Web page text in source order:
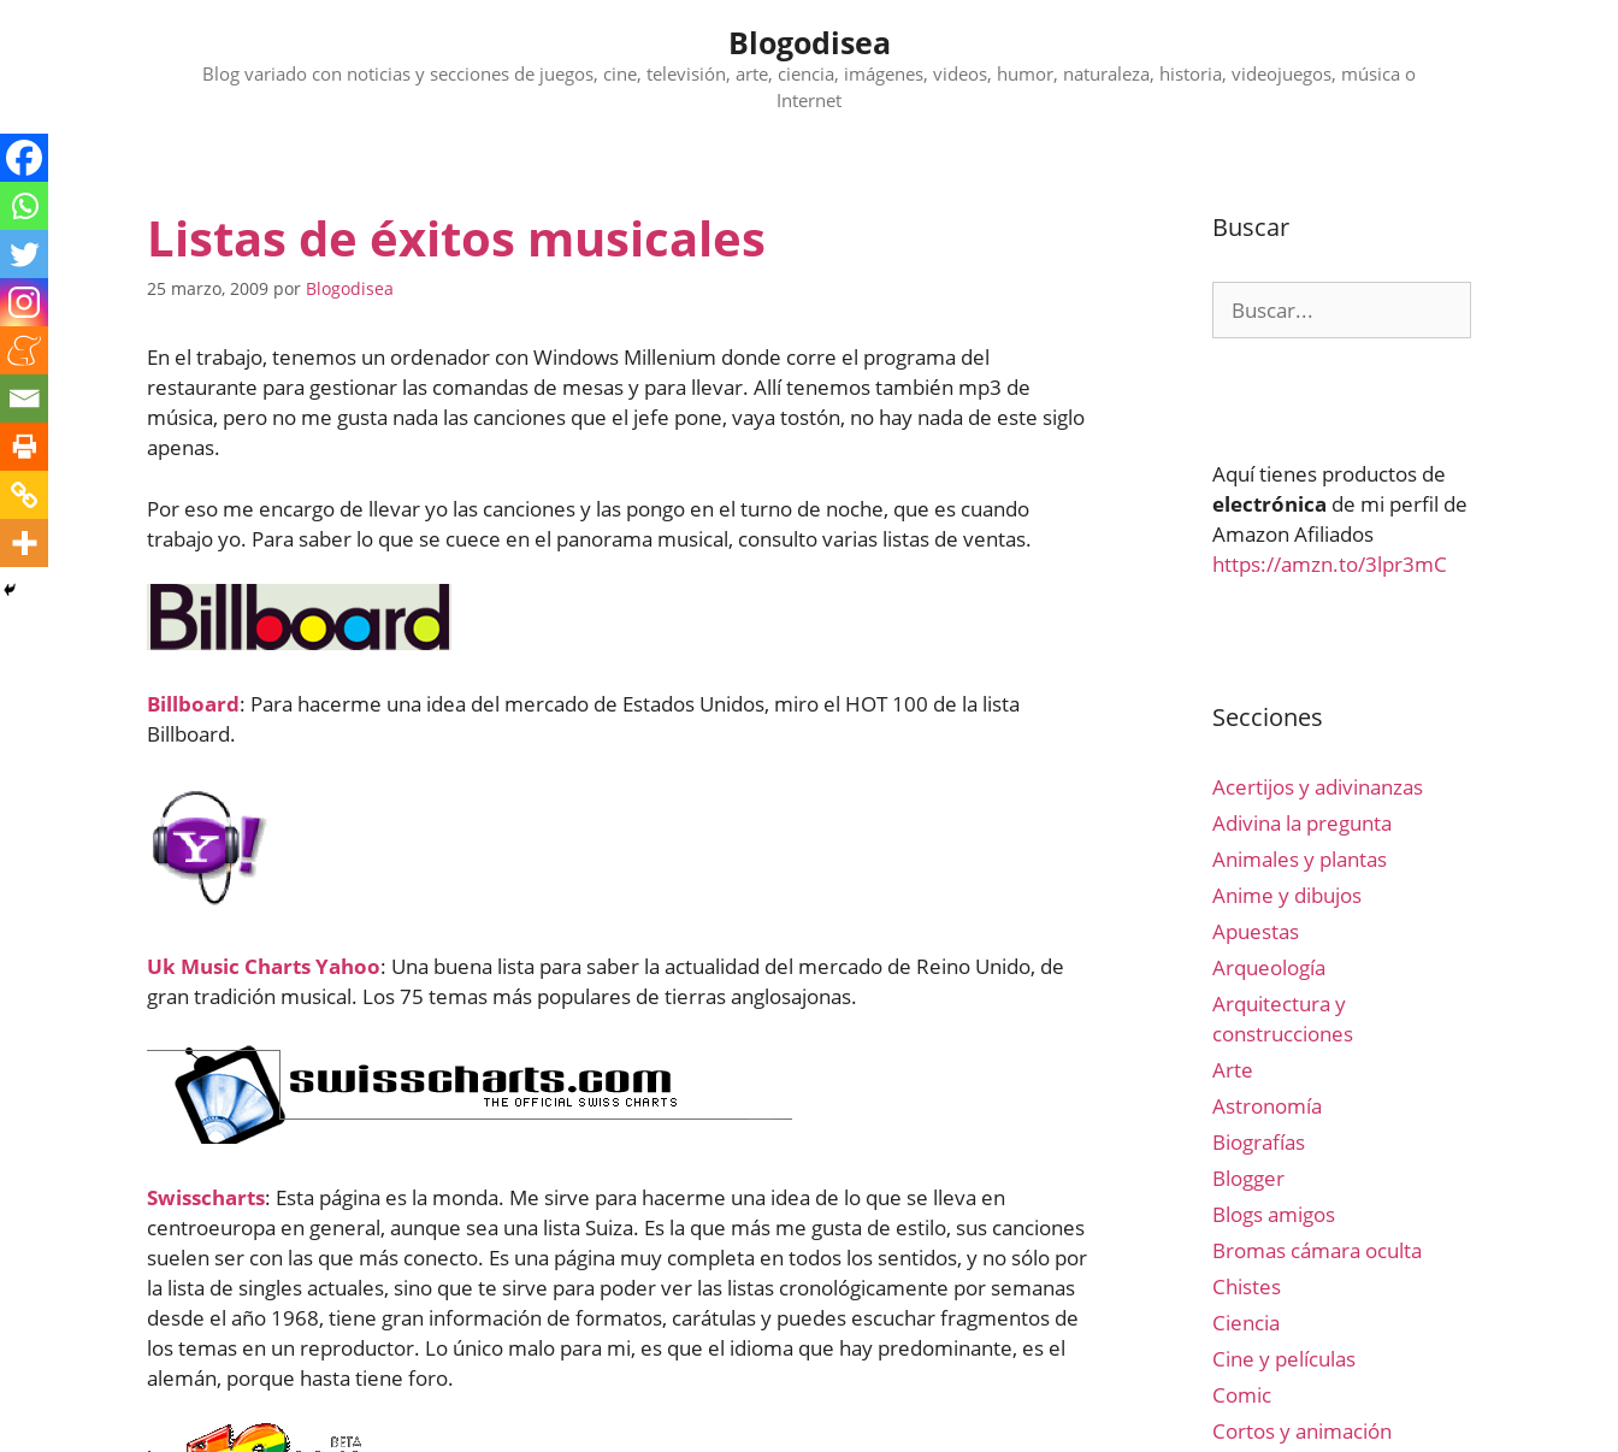
Blogodisea
Blog variado con noticias y secciones de juegos, cine, televisión, arte, ciencia, imágenes, videos, humor, naturaleza, historia, videojuegos, música o
Internet
Listas de éxitos musicales
25 marzo, 2009 por Blogodisea
En el trabajo, tenemos un ordenador con Windows Millenium donde corre el programa del
restaurante para gestionar las comandas de mesas y para llevar. Allí tenemos también mp3 de
música, pero no me gusta nada las canciones que el jefe pone, vaya tostón, no hay nada de este siglo
apenas.
Por eso me encargo de llevar yo las canciones y las pongo en el turno de noche, que es cuando
trabajo yo. Para saber lo que se cuece en el panorama musical, consulto varias listas de ventas.
Billboard: Para hacerme una idea del mercado de Estados Unidos, miro el HOT 100 de la lista
Billboard.
Uk Music Charts Yahoo: Una buena lista para saber la actualidad del mercado de Reino Unido, de
gran tradición musical. Los 75 temas más populares de tierras anglosajonas.
Swisscharts: Esta página es la monda. Me sirve para hacerme una idea de lo que se lleva en
centroeuropa en general, aunque sea una lista Suiza. Es la que más me gusta de estilo, sus canciones
suelen ser con las que más conecto. Es una página muy completa en todos los sentidos, y no sólo por
la lista de singles actuales, sino que te sirve para poder ver las listas cronológicamente por semanas
desde el año 1968, tiene gran información de formatos, carátulas y puedes escuchar fragmentos de
los temas en un reproductor. Lo único malo para mi, es que el idioma que hay predominante, es el
alemán, porque hasta tiene foro.
Buscar
Aquí tienes productos de
electrónica de mi perfil de
Amazon Afiliados
https://amzn.to/3lpr3mC
Secciones
Acertijos y adivinanzas
Adivina la pregunta
Animales y plantas
Anime y dibujos
Apuestas
Arqueología
Arquitectura y
construcciones
Arte
Astronomía
Biografías
Blogger
Blogs amigos
Bromas cámara oculta
Chistes
Ciencia
Cine y películas
Comic
Cortos y animación